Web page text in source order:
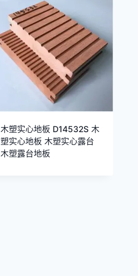
木塑实心地板 D14532S 木
塑实心地板 木塑实心露台
木塑露台地板